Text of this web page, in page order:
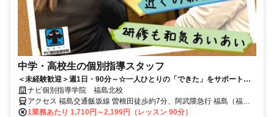
中学・高校生の個別指導スタッフ
＜未経験歓迎＞週1日・90分～☆一人ひとりの「できた」をサポートす
るお仕事！
ナビ個別指導学院 福島北校
アクセス 福島交通飯坂線 曽根田徒歩約7分、阿武隈急行 福島（福島
県）東口徒歩約13分、福島交通飯坂線 福島（福島県）東口徒歩約13
1業務あたり 1,710円～2,199円（レッスン 90分）